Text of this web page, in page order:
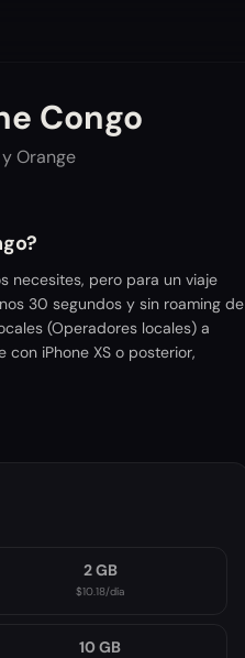
Congo
Orange
necesites, pero para un viaje
30 segundos y sin roaming de
(Operadores locales) a
iPhone XS o posterior,
2 GB
$10.18/día
10 GB